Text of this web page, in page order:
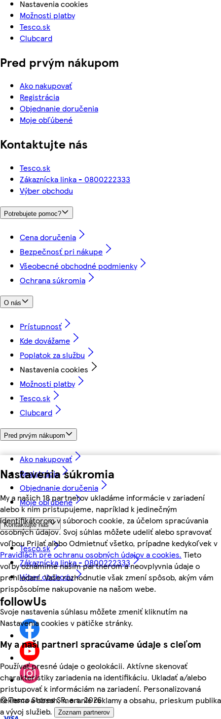
Nastavenia súkromia
My a našich 18 partnerov ukladáme informácie v zariadení
alebo k nim pristupujeme, napríklad k jedinečným
identifikátorom v súboroch cookie, za účelom spracúvania
osobných údajov. Svoj súhlas môžete udeliť alebo spravovať
voľbou Prijať alebo Odmietnuť všetko, prípadne kedykoľvek v
Pravidlách pre ochranu osobných údajov a cookies. Tieto
voľby oznámime našim partnerom a neovplyvnia údaje o
prehliadaní. Vaše rozhodnutie však zmení spôsob, akým vám
prispôsobíme nakupovanie na našom webe.
Svoje nastavenia súhlasu môžete zmeniť kliknutím na
Nastavenia cookies v pätičke stránky.
My a naši partneri spracúvame údaje s cieľom
Používať presné údaje o geolokácii. Aktívne skenovať
charakteristiky zariadenia na identifikáciu. Ukladať a/alebo
pristupovať k informáciám na zariadení. Personalizovaná
reklama a obsah, meranie reklamy a obsahu, prieskum publika
a vývoj služieb.
Zoznam partnerov
Nastavenia cookies
Možnosti platby
Tesco.sk
Clubcard
Pred prvým nákupom
Ako nakupovať
Registrácia
Objednanie doručenia
Moje obľúbené
Kontaktujte nás
Tesco.sk
Zákaznícka linka - 0800222333
Výber obchodu
Potrebujete pomoc?
Cena doručenia
Bezpečnosť pri nákupe
Všeobecné obchodné podmienky
Ochrana súkromia
O nás
Prístupnosť
Kde dovážame
Poplatok za službu
Nastavenia cookies
Možnosti platby
Tesco.sk
Clubcard
Pred prvým nákupom
Ako nakupovať
Registrácia
Objednanie doručenia
Moje obľúbené
Kontaktujte nás
Tesco.sk
Zákaznícka linka - 0800222333
Výber obchodu
followUs
©Tesco Stores SR, a.s. 2026